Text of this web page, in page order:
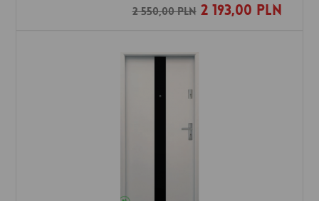
2 550,00 PLN2 193,00 PLN
Dodaj do ulubionych